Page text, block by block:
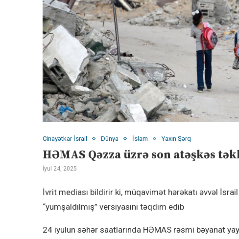
Cinayətkar İsrail Dünya İslam Yaxın Şərq
HƏMAS Qəzza üzrə son atəşkəs
İyul 24, 2025
İvrit mediası bildirir ki, müqavimət hərəkatı əvvəl
“yumşaldılmış” versiyasını təqdim edib
24 iyulun səhər saatlarında HƏMAS rəsmi bəyanat